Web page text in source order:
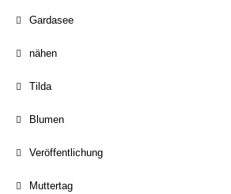
Gardasee
nähen
Tilda
Blumen
Veröffentlichung
Muttertag